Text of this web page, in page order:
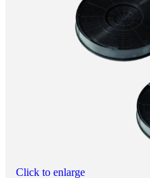
Click to enlarge